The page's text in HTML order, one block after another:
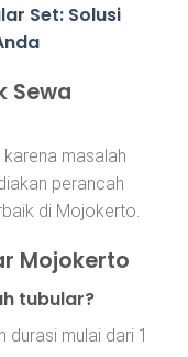
Set: Solusi
Sewa
masalah
perancah
di Mojokerto.
Mojokerto
tubular?
durasi mulai dari 1